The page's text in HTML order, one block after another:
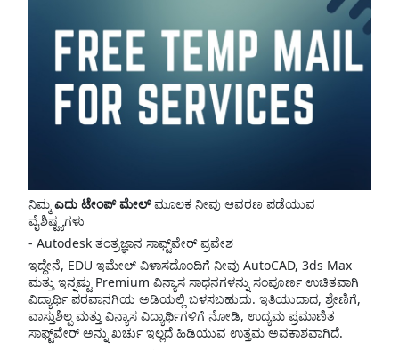
ನಿಮ್ಮ ಎದು ಟೇಂಪ್ ಮೇಲ್ಮೂಲಕ ನೀವು ಆವರಣ ಪಡೆಯುವ
ವೈಶಿಷ್ಟ್ಯಗಳು
- Autodesk ತಂತ್ರಜ್ಞಾನ ಸಾಫ್ಟ್‌ವೇರ್ ಪ್ರವೇಶ
ಇದ್ದೇನೆ, EDU ಇಮೇಲ್ ವಿಳಾಸದೊಂದಿಗೆ ನೀವು AutoCAD, 3ds Max
ಮತ್ತು ಇನ್ನಷ್ಟು Premium ವಿನ್ಯಾಸ ಸಾಧನಗಳನ್ನು ಸಂಪೂರ್ಣ ಉಚಿತವಾಗಿ
ವಿದ್ಯಾರ್ಥಿ ಪರವಾನಗಿಯ ಅಡಿಯಲ್ಲಿ ಬಳಸಬಹುದು. ಇತಿಯುದಾದ, ಶ್ರೇಣಿಗೆ,
ವಾಸ್ತುಶಿಲ್ಪ ಮತ್ತು ವಿನ್ಯಾಸ ವಿದ್ಯಾರ್ಥಿಗಳಿಗೆ ನೋಡಿ, ಉದ್ಯಮ ಪ್ರಮಾಣಿತ
ಸಾಫ್ಟ್‌ವೇರ್ ಅನ್ನು ಖರ್ಚು ಇಲ್ಲದೆ ಹಿಡಿಯುವ ಉತ್ತಮ ಅವಕಾಶವಾಗಿದೆ.